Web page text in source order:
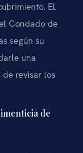
El
Condado de
según su
una
de revisar los
de